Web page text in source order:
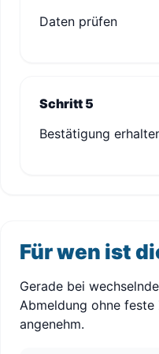
Daten prüfen
Schritt 5
Bestätigung
Für wen ist
Gerade bei
Abmeldung ohne
angenehm.